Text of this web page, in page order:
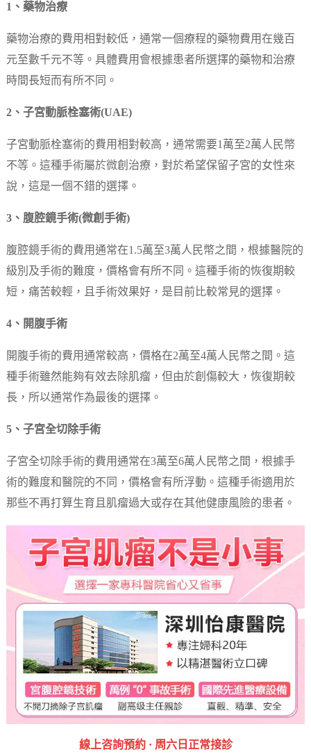
1、藥物治療
藥物治療的費用相對較低，通常一個療程的藥物費用在幾百
元至數千元不等。具體費用會根據患者所選擇的藥物和治療
時間長短而有所不同。
2、子宮動脈栓塞術(UAE)
子宮動脈栓塞術的費用相對較高，通常需要1萬至2萬人民幣
不等。這種手術屬於微創治療，對於希望保留子宮的女性來
說，這是一個不錯的選擇。
3、腹腔鏡手術(微創手術)
腹腔鏡手術的費用通常在1.5萬至3萬人民幣之間，根據醫院的
級別及手術的難度，價格會有所不同。這種手術的恢復期較
短，痛苦較輕，且手術效果好，是目前比較常見的選擇。
4、開腹手術
開腹手術的費用通常較高，價格在2萬至4萬人民幣之間。這
種手術雖然能夠有效去除肌瘤，但由於創傷較大，恢復期較
長，所以通常作為最後的選擇。
5、子宮全切除手術
子宮全切除手術的費用通常在3萬至6萬人民幣之間，根據手
術的難度和醫院的不同，價格會有所浮動。這種手術適用於
那些不再打算生育且肌瘤過大或存在其他健康風險的患者。
線上咨詢預約 · ‎周六日正常接診